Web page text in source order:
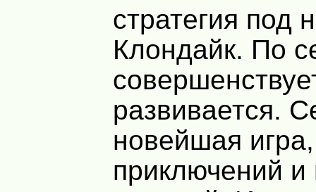
стратегия под
Клондайк. По
развивается.
новейшая
приключений и